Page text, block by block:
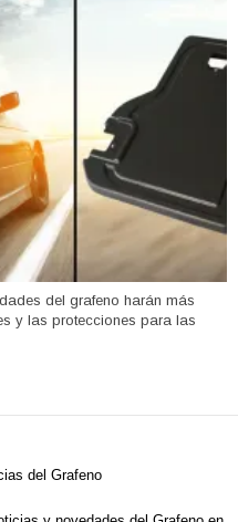
del grafeno harán más
y las protecciones para las